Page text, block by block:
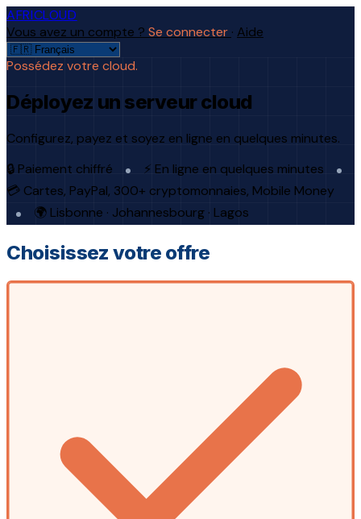
AFRICLOUD
Vous avez un compte ? Se connecter · Aide
Possédez votre cloud.
Déployez un serveur cloud
Configurez, payez et soyez en ligne en quelques minutes.
🔒 Paiement chiffré
⚡ En ligne en quelques minutes
💳 Cartes, PayPal, 300+ cryptomonnaies, Mobile Money
🌍 Lisbonne · Johannesbourg · Lagos
Choisissez votre offre